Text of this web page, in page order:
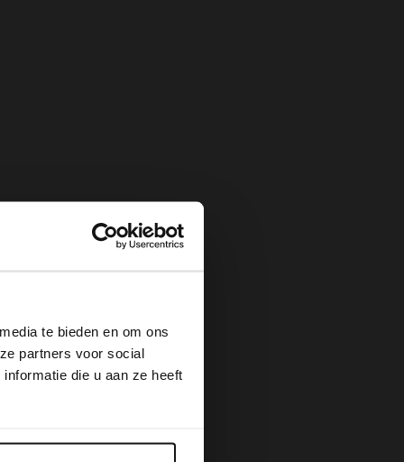
te bieden en om ons
partners voor social
die u aan ze heeft